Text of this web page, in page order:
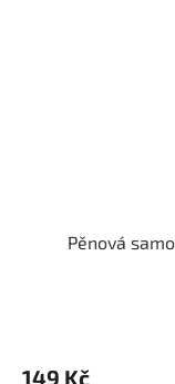
Pěnová
149 Kč